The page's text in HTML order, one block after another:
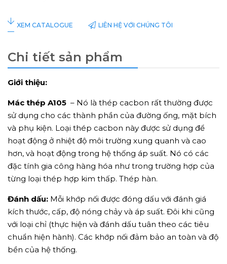
XEM CATALOGUE LIÊN HỆ VỚI CHÚNG TÔI
Chi tiết sản phẩm
Giới thiệu:
Mác thép A105 – Nó là thép cacbon rất thường được
sử dụng cho các thành phần của đường ống, mặt bích
và phụ kiện. Loại thép cacbon này được sử dụng để
hoạt động ở nhiệt độ môi trường xung quanh và cao
hơn, và hoạt động trong hệ thống áp suất. Nó có các
đặc tính gia công hàng hóa như trong trường hợp của
từng loại thép hợp kim thấp. Thép hàn.
Đánh dấu: Mỗi khớp nối được đóng dấu với đánh giá
kích thước, cấp, độ nóng chảy và áp suất. Đôi khi cũng
với loại chỉ (thực hiện và đánh dấu tuân theo các tiêu
chuẩn hiện hành). Các khớp nối đảm bảo an toàn và độ
bền của hệ thống.